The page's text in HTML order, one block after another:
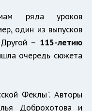
ряда уроков
один из выпусков
– 115-летию
очередь сюжета
Фёклы". Авторы
Доброхотова и